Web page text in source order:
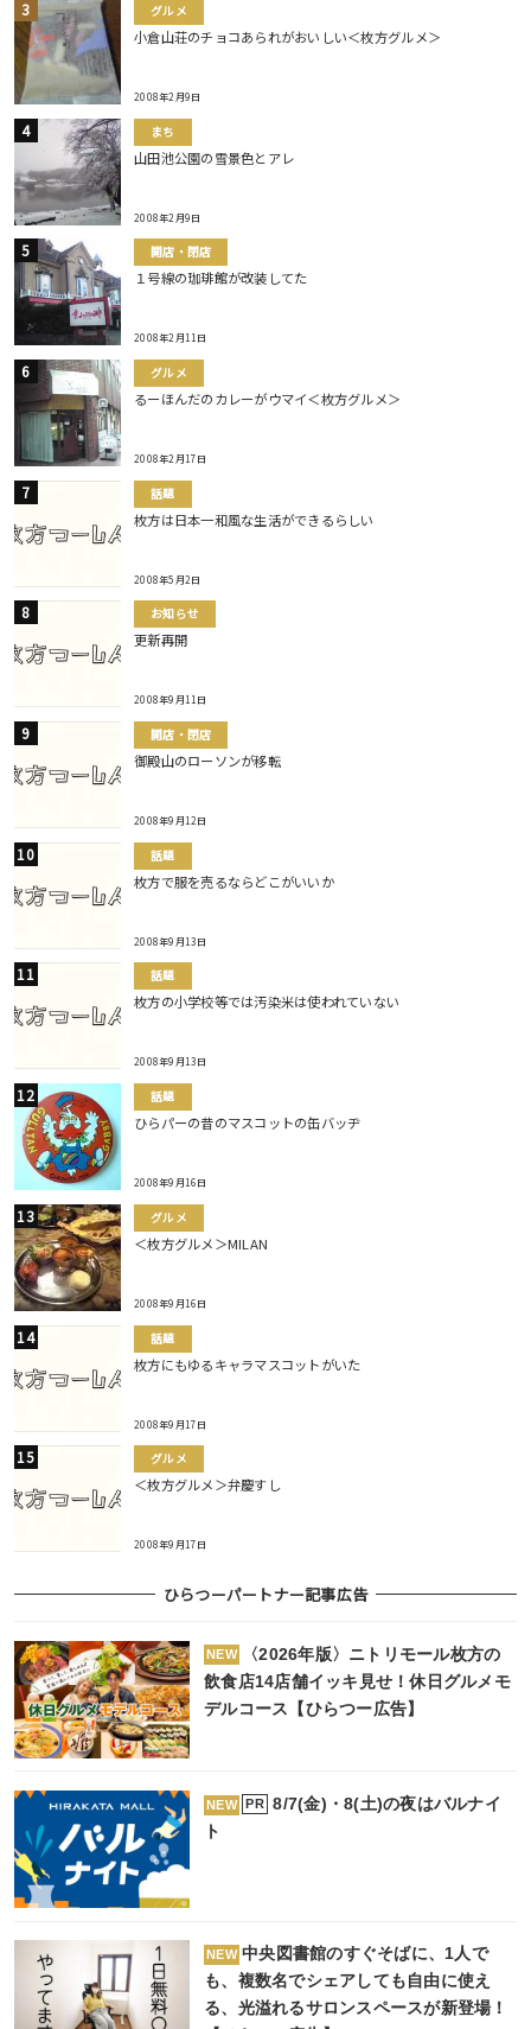
グルメ
小倉山荘のチョコあられがおいしい＜枚方グルメ＞
2008年2月9日
まち
山田池公園の雪景色とアレ
2008年2月9日
開店・閉店
１号線の珈琲館が改装してた
2008年2月11日
グルメ
るーほんだのカレーがウマイ＜枚方グルメ＞
2008年2月17日
話題
枚方は日本一和風な生活ができるらしい
2008年5月2日
お知らせ
更新再開
2008年9月11日
開店・閉店
御殿山のローソンが移転
2008年9月12日
話題
枚方で服を売るならどこがいいか
2008年9月13日
話題
枚方の小学校等では汚染米は使われていない
2008年9月13日
話題
ひらパーの昔のマスコットの缶バッヂ
2008年9月16日
グルメ
＜枚方グルメ＞MILAN
2008年9月16日
話題
枚方にもゆるキャラマスコットがいた
2008年9月17日
グルメ
＜枚方グルメ＞弁慶すし
2008年9月17日
ひらつーパートナー記事広告
NEW
〈2026年版〉ニトリモール枚方の
飲食店14店舗イッキ見せ！休日グルメモ
デルコース【ひらつー広告】
NEW PR
8/7(金)・8(土)の夜はバルナイ
ト
NEW 中央図書館のすぐそばに、1人で
も、複数名でシェアしても自由に使え
る、光溢れるサロンスペースが新登場！